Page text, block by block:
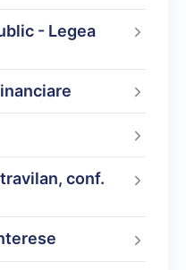
- Legea
conf.